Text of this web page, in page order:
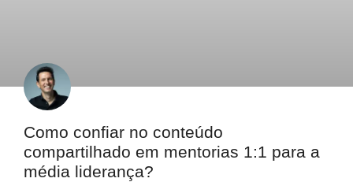
Como confiar no conteúdo
compartilhado em mentorias 1:1 para a
média liderança?